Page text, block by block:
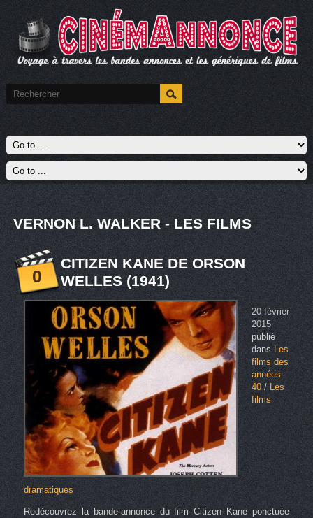
VERNON L. WALKER - LES FILMS
0
CITIZEN KANE DE ORSON
WELLES (1941)
20 février
2015
publié
dansLes
films des
années
40/ Les
films
dramatiques
Redécouvrez la bande-annonce du film Citizen Kane ponctuée